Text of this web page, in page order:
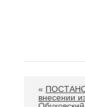
«
внесении